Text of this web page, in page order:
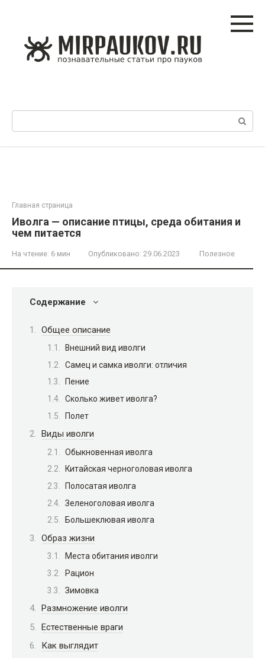
Главная страница
Иволга — описание птицы, среда обитания и
чем питается
На чтение: 6 мин Опубликовано: 29.06.2023 Полезное
Содержание
Общее описание
Внешний вид иволги
Самец и самка иволги: отличия
Пение
Сколько живет иволга?
Полет
Виды иволги
Обыкновенная иволга
Китайская черноголовая иволга
Полосатая иволга
Зеленоголовая иволга
Большеклювая иволга
Образ жизни
Места обитания иволги
Рацион
Зимовка
Размножение иволги
Естественные враги
Как выглядит